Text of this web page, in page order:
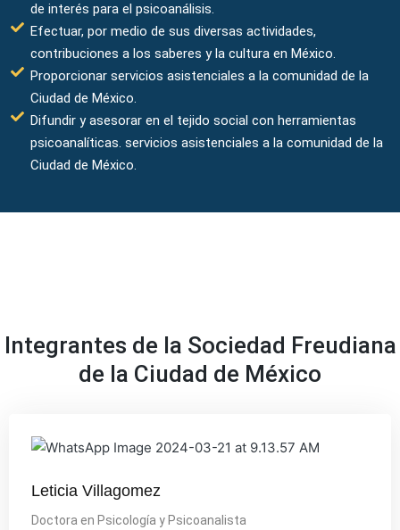
de interés para el psicoanálisis.
Efectuar, por medio de sus diversas actividades,
contribuciones a los saberes y la cultura en México.
Proporcionar servicios asistenciales a la comunidad de la
Ciudad de México.
Difundir y asesorar en el tejido social con herramientas
psicoanalíticas. servicios asistenciales a la comunidad de la
Ciudad de México.
Integrantes de la Sociedad Freudiana
de la Ciudad de México
Leticia Villagomez
Doctora en Psicología y Psicoanalista